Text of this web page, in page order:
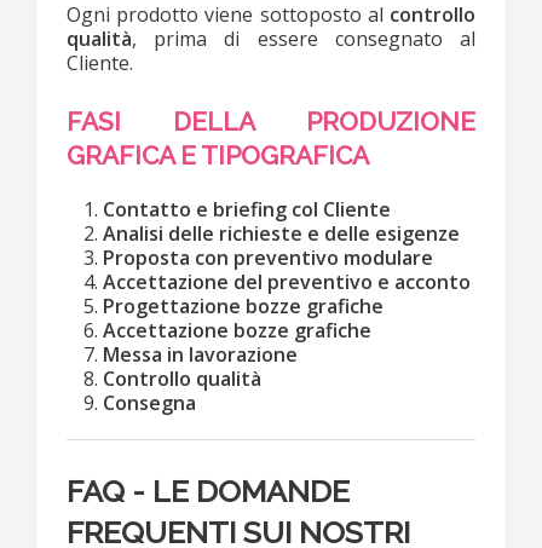
Ogni prodotto viene sottoposto al controllo
qualità, prima di essere consegnato al
Cliente.
FASI DELLA PRODUZIONE
GRAFICA E TIPOGRAFICA
Contatto e briefing col Cliente
Analisi delle richieste e delle esigenze
Proposta con preventivo modulare
Accettazione del preventivo e acconto
Progettazione bozze grafiche
Accettazione bozze grafiche
Messa in lavorazione
Controllo qualità
Consegna
FAQ - LE DOMANDE
FREQUENTI SUI NOSTRI